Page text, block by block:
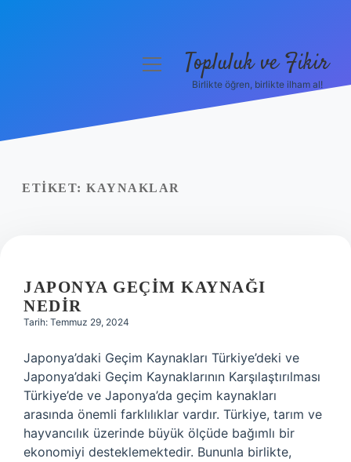
Yasal Uyarı
menüyüTopluluk ve Fikir
Birlikte öğren, birlikte ilham al!
ETIKET: KAYNAKLAR
JAPONYA GEÇIM KAYNAĞI
NEDIR
Tarih: Temmuz 29, 2024
Japonya’daki Geçim Kaynakları Türkiye’deki ve
Japonya’daki Geçim Kaynaklarının Karşılaştırılması
Türkiye’de ve Japonya’da geçim kaynakları
arasında önemli farklılıklar vardır. Türkiye, tarım ve
hayvancılık üzerinde büyük ölçüde bağımlı bir
ekonomiyi desteklemektedir. Bununla birlikte,